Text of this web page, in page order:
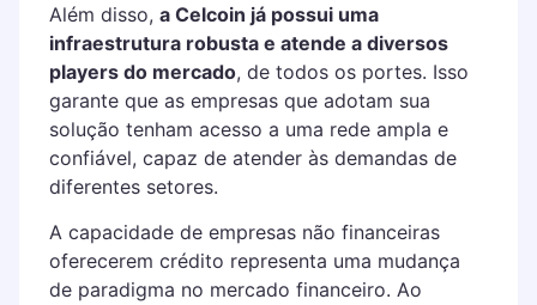
Além disso, a Celcoin já possui uma
infraestrutura robusta e atende a diversos
players do mercado, de todos os portes. Isso
garante que as empresas que adotam sua
solução tenham acesso a uma rede ampla e
confiável, capaz de atender às demandas de
diferentes setores.
A capacidade de empresas não financeiras
oferecerem crédito representa uma mudança
de paradigma no mercado financeiro. Ao